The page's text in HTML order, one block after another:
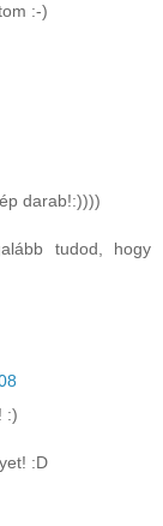
:-)
darab!:))))
tudod, hogy
:)
:D